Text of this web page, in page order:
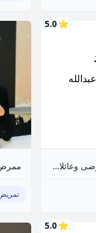
⭐
5.0
ممرضة منزلية متخصصة في تقديم رعاية صحية شخصية ودعم للمرضى وعائلاتهم. ممرض
⭐
5.0